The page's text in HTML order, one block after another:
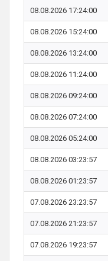
08.08.2026 17:24:00
08.08.2026 15:24:00
08.08.2026 13:24:00
08.08.2026 11:24:00
08.08.2026 09:24:00
08.08.2026 07:24:00
08.08.2026 05:24:00
08.08.2026 03:23:57
08.08.2026 01:23:57
07.08.2026 23:23:57
07.08.2026 21:23:57
07.08.2026 19:23:57